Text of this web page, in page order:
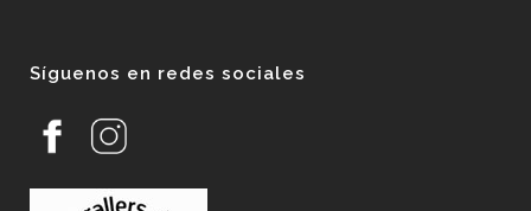
Síguenos en redes sociales